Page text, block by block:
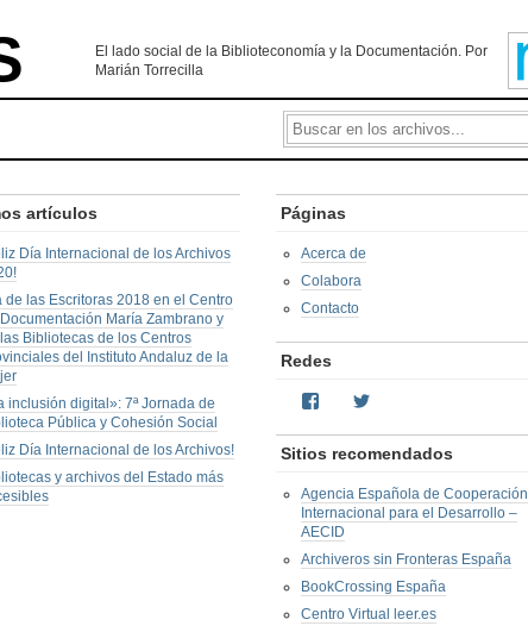
El lado social de la Biblioteconomía y la Documentación. Por
Marián Torrecilla
artículos
Día Internacional de los Archivos
de las Escritoras 2018 en el Centro
María Zambrano y
Bibliotecas de los Centros
del Instituto Andaluz de la
inclusión digital»: 7ª Jornada de
Pública y Cohesión Social
Día Internacional de los Archivos!
y archivos del Estado más
Páginas
Acerca de
Colabora
Contacto
Redes
Facebook
Sitios recomendados
Agencia Española de Cooperación
Internacional para el Desarrollo –
AECID
Archiveros sin Fronteras España
BookCrossing España
Centro Virtual leer.es